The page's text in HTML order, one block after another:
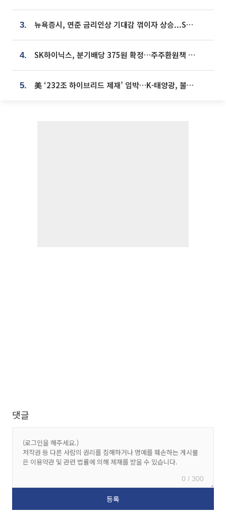
3. 뉴욕증시, 연준 금리인상 기대감 꺾이자 상승...S&P500 사상 최고치 [종합]
4. SK하이닉스, 분기배당 375원 확정…주주환원책 9월로 앞당겨 발표
5. 美 ‘232조 하이브리드 제재’ 임박…K-태양광, 불확실성 털고 날개 다나
댓글
0 / 300